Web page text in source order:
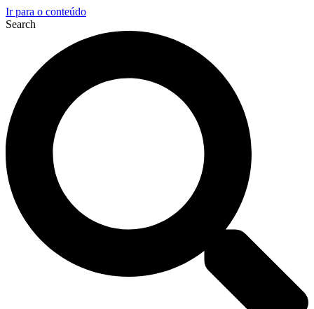
Ir para o conteúdo
Search